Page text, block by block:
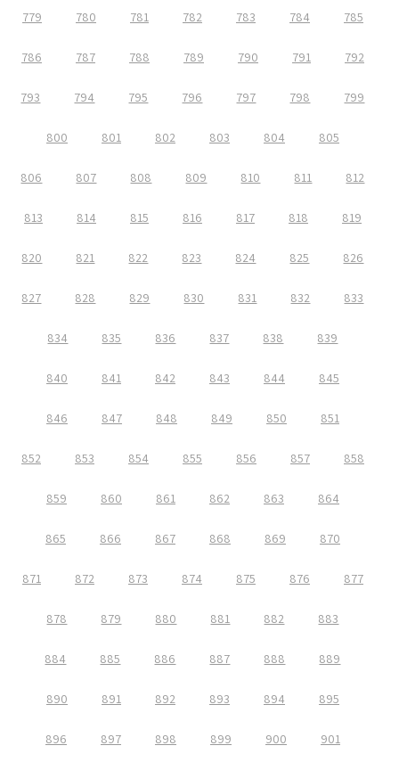
779 780 781 782 783 784 785
786 787 788 789 790 791 792
793 794 795 796 797 798 799
800 801 802 803 804 805
806 807 808 809 810 811 812
813 814 815 816 817 818 819
820 821 822 823 824 825 826
827 828 829 830 831 832 833
834 835 836 837 838 839
840 841 842 843 844 845
846 847 848 849 850 851
852 853 854 855 856 857 858
859 860 861 862 863 864
865 866 867 868 869 870
871 872 873 874 875 876 877
878 879 880 881 882 883
884 885 886 887 888 889
890 891 892 893 894 895
896 897 898 899 900 901